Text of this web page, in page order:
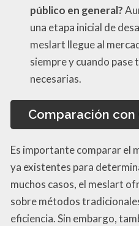
público en general?
una etapa inicial de
meslart llegue al
siempre y cuando pase
necesarias.
Comparación
Es importante comparar el
ya existentes para
muchos casos, el meslart
sobre métodos
eficiencia. Sin embargo,